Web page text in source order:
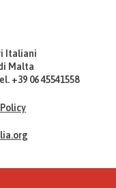
Italiani
Malta
+39 06 45541558